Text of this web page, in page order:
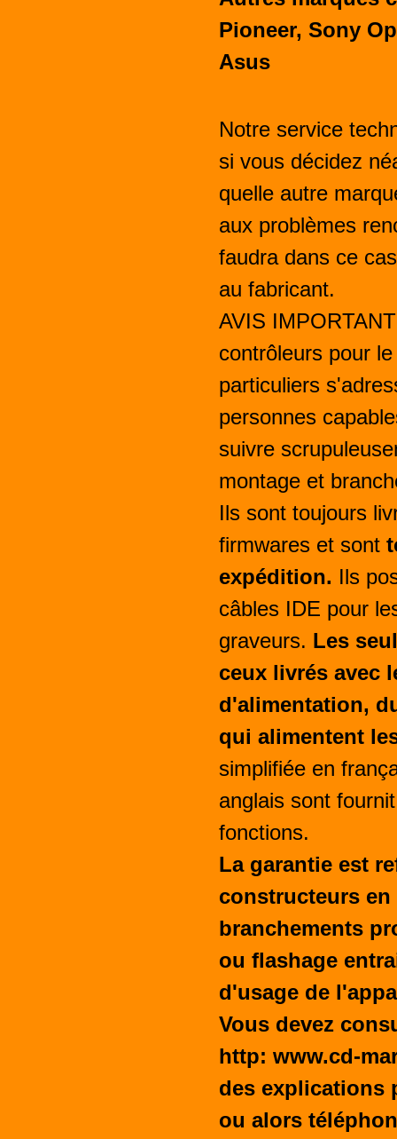
Pioneer, Sony
Asus
Notre service
si vous décidez
quelle autre
aux problèmes
faudra dans ce
au fabricant.
AVIS
contrôleurs pour
particuliers
personnes
suivre
montage et
Ils sont toujours
firmwares et sont
expédition. Ils
câbles IDE pour
graveurs. Les
ceux livrés avec
d'alimentation,
qui alimentent
simplifiée en
anglais sont
fonctions.
La garantie est
constructeurs en
branchements
ou flashage
d'usage de
Vous devez
http: www.cd-
des explications
ou alors